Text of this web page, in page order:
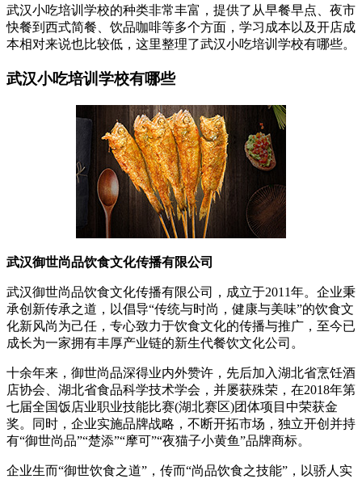
武汉小吃培训学校的种类非常丰富，提供了从早餐早点、夜市
快餐到西式简餐、饮品咖啡等多个方面，学习成本以及开店成
本相对来说也比较低，这里整理了武汉小吃培训学校有哪些。
武汉小吃培训学校有哪些
武汉御世尚品饮食文化传播有限公司
武汉御世尚品饮食文化传播有限公司，成立于2011年。企业秉
承创新传承之道，以倡导“传统与时尚，健康与美味”的饮食文
化新风尚为己任，专心致力于饮食文化的传播与推广，至今已
成长为一家拥有丰厚产业链的新生代餐饮文化公司。
十余年来，御世尚品深得业内外赞许，先后加入湖北省烹饪酒
店协会、湖北省食品科学技术学会，并屡获殊荣，在2018年第
七届全国饭店业职业技能比赛(湖北赛区)团体项目中荣获金
奖。同时，企业实施品牌战略，不断开拓市场，独立开创并持
有“御世尚品”“楚添”“摩可”“夜猫子小黄鱼”品牌商标。
企业生而“御世饮食之道”，传而“尚品饮食之技能”，以骄人实